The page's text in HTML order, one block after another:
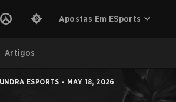
Apostas Em ESports
Artigos
ESPORTS - MAY 18, 2026